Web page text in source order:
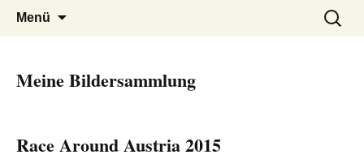
Ida Platzer
Menü
Suchen
nach:
Meine Bildersammlung
Race Around Austria 2015